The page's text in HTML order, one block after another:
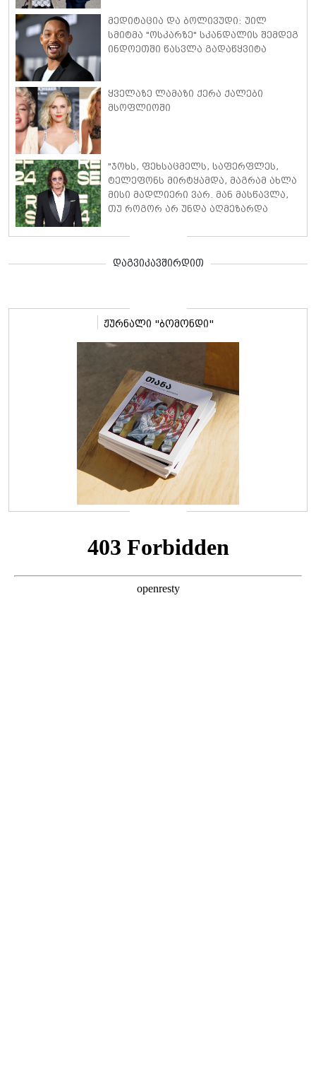
მედიტაცია და ბოლივუდი: უილ
სმიტმა "ოსკარზე" სკანდალის შემდეგ
ინდოეთში წასვლა გადაწყვიტა
ყველაზე ლამაზი ქერა ქალები
მსოფლიოში
"ჯოხს, ფეხსაცმელს, საფერფლეს,
ტელეფონს მირტყამდა, მაგრამ ახლა
მისი მადლიერი ვარ. მან მასწავლა,
თუ როგორ არ უნდა აღმეზარდა
მხრიდან ძალადობაზე საუბრობს
დაგვიკავშირდით
ჟურნალი "ბომონდი"